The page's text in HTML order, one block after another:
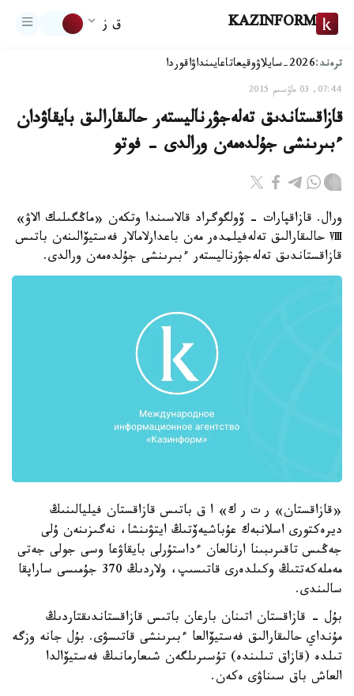
KAZINFORM ق ز
ترەند:2026-سايلاۋ وقيعاتاعايىنداۋاقوردا
07:44, 03 ماۋسىم 2015
قازاقستاندىق تەلەجۋرناليستەر حالىقارالىق بايقاۋدان
ءبىرىنشى جۇلدەمەن ورالدى - فوتو
ورال. قازاقپارات - ۆولگوگراد قالاسىندا وتكەن «ماڭگىلىك الاۋ»
Ⅷ حالىقارالىق تەلەفيلمدەر مەن باعدارلامالار فەستيۆالىنەن باتىس
قازاقستاندىق تەلەجۋرناليستەر ءبىرىنشى جۇلدەمەن ورالدى.
«قازاقستان» ر ت ر ك» ا ق باتىس قازاقستان فيليالىنىڭ
ديرەكتورى اسلانبەك عۇباشيەۆتىڭ ايتۋىنشا، نەگىزىنەن ۇلى
جەڭىس تاقىرىبىنا ارنالعان ءداستۇرلى بايقاۋعا وسى جولى جەتى
مەملەكەتتىڭ وكىلدەرى قاتىسىپ، ولاردىڭ 370 جۇمىسى ساراپقا
سالىندى.
بۇل - قازاقستان اتىنان بارعان باتىس قازاقستاندىقتاردىڭ
مۇنداي حالىقارالىق فەستيۆالعا ءبىرىنشى قاتىسۋى. بۇل جانە وزگە
تىلدە (قازاق تىلىندە) تۇسىرىلگەن شىعارمانىڭ فەستيۆالدا
العاش باق سىناۋى ەكەن.